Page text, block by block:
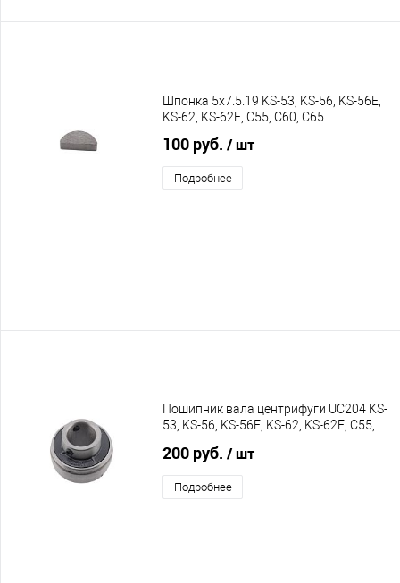
Шпонка 5х7.5.19 KS-53, KS-56, KS-56E,
KS-62, KS-62E, C55, C60, C65
100 руб. / шт
Подробнее
Пошипник вала центрифуги UC204 KS-
53, KS-56, KS-56E, KS-62, KS-62E, C55,
200 руб. / шт
Подробнее